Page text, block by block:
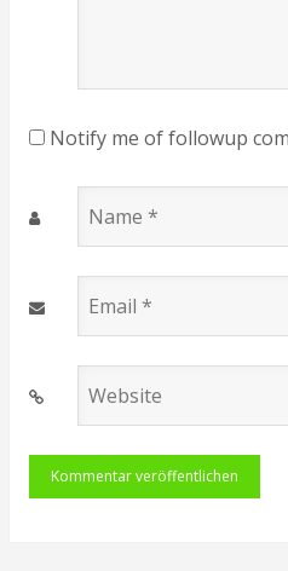
Notify me of followup
Name
Email
Website